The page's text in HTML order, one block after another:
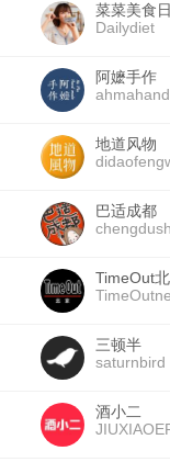
菜菜美食
Dailydiet
阿嬷手作
地道风物
巴适成都
TimeOut
三顿半
saturnbird
酒小二